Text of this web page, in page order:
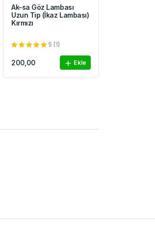
Ak-sa Göz Lambası
Uzun Tip (İkaz Lambası)
Kırmızı
5 (1)
200,00 Ekle